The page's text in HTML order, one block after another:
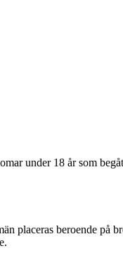
under 18 år som
placeras beroende på